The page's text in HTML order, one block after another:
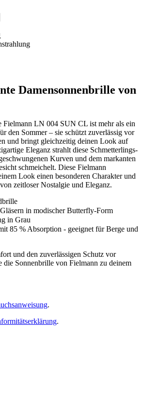
Damensonnenbrille von
Fielmann LN 004 SUN CL ist mehr als ein
den Sommer – sie schützt zuverlässig vor
und bringt gleichzeitig deinen Look auf
Eleganz strahlt diese Schmetterlings-
Kurven und dem markanten
schmeichelt. Diese Fielmann
Look einen besonderen Charakter und
zeitloser Nostalgie und Eleganz.
in modischer Butterfly-Form
in Grau
85 % Absorption - geeignet für Berge und
und den zuverlässigen Schutz vor
die Sonnenbrille von Fielmann zu deinem
.
.